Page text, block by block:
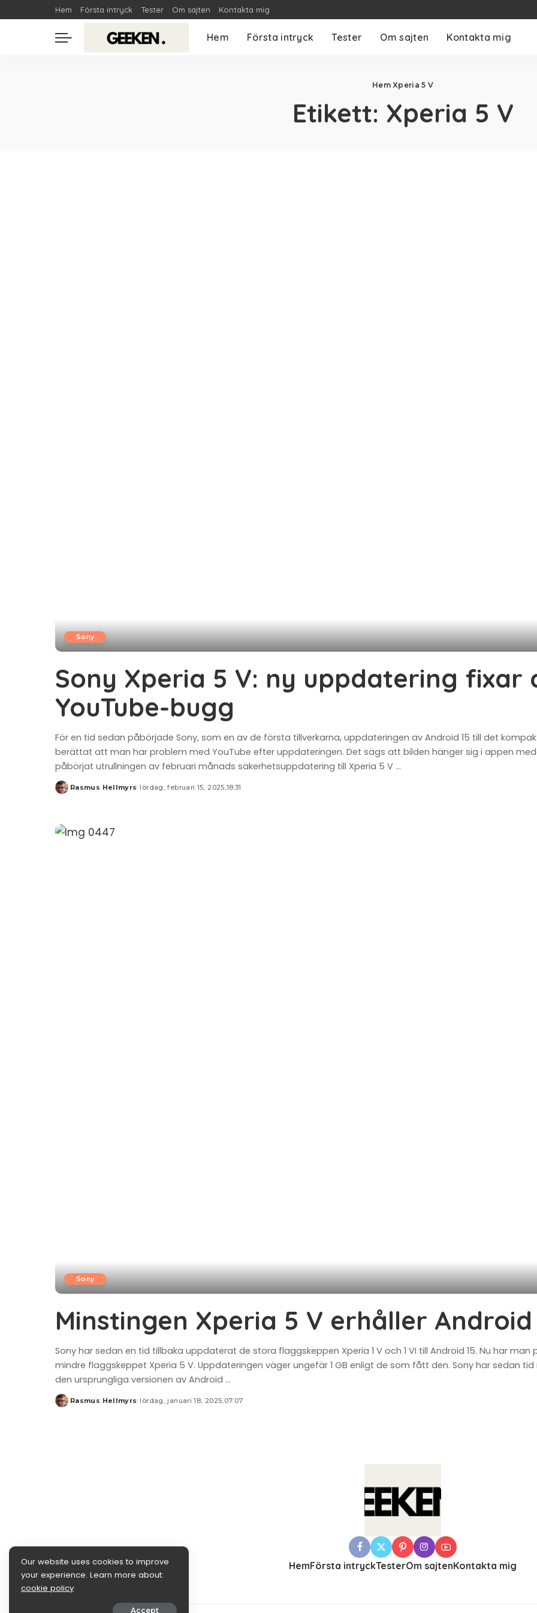
Hem Första intryck Tester Om sajten Kontakta mig
Hem Första intryck Tester Om sajten Kontakta mig
Hem Xperia 5 V
Etikett: Xperia 5 V
Sony
Sony Xperia 5 V: ny uppdatering fixar
YouTube-bugg
För en tid sedan påbörjade Sony, som en av de första tillverkarna, uppdateringen av Android 15 till det
berättat att man har problem med YouTube efter uppdateringen. Det sägs att bilden hänger sig i appen
påbörjat utrullningen av februari månads säkerhetsuppdatering till Xperia 5 V ...
Posted
Rasmus Hellmyrs lördag, februari 15, 2025,18:31
Sony
Minstingen Xperia 5 V erhåller Android
Sony har sedan en tid tillbaka uppdaterat de stora flaggskeppen Xperia 1 V och 1 VI till Android 15. Nu har
mindre flaggskeppet Xperia 5 V. Uppdateringen väger ungefär 1 GB enligt de som fått den. Sony har sedan
den ursprungliga versionen av Android ...
Posted
Rasmus Hellmyrs lördag, januari 18, 2025,07:07
HemFörsta intryckTesterOm sajtenKontakta mig
Our website uses cookies to improve
your experience. Learn more about:
cookie policy
Accept